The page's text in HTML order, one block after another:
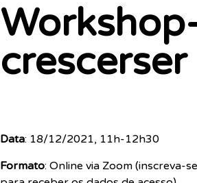
crescerser
Data: 18/12/2021, 11h-12h30
Formato: Online via Zoom (inscreva-